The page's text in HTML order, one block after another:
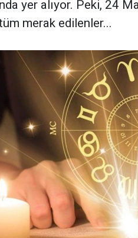
yer alıyor. Peki, 24
merak edilenler...